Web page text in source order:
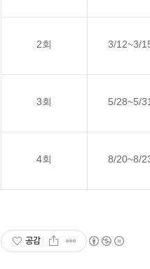
2회 3/12~3/
3회 5/28~5/31
4회 8/20~8/
공감